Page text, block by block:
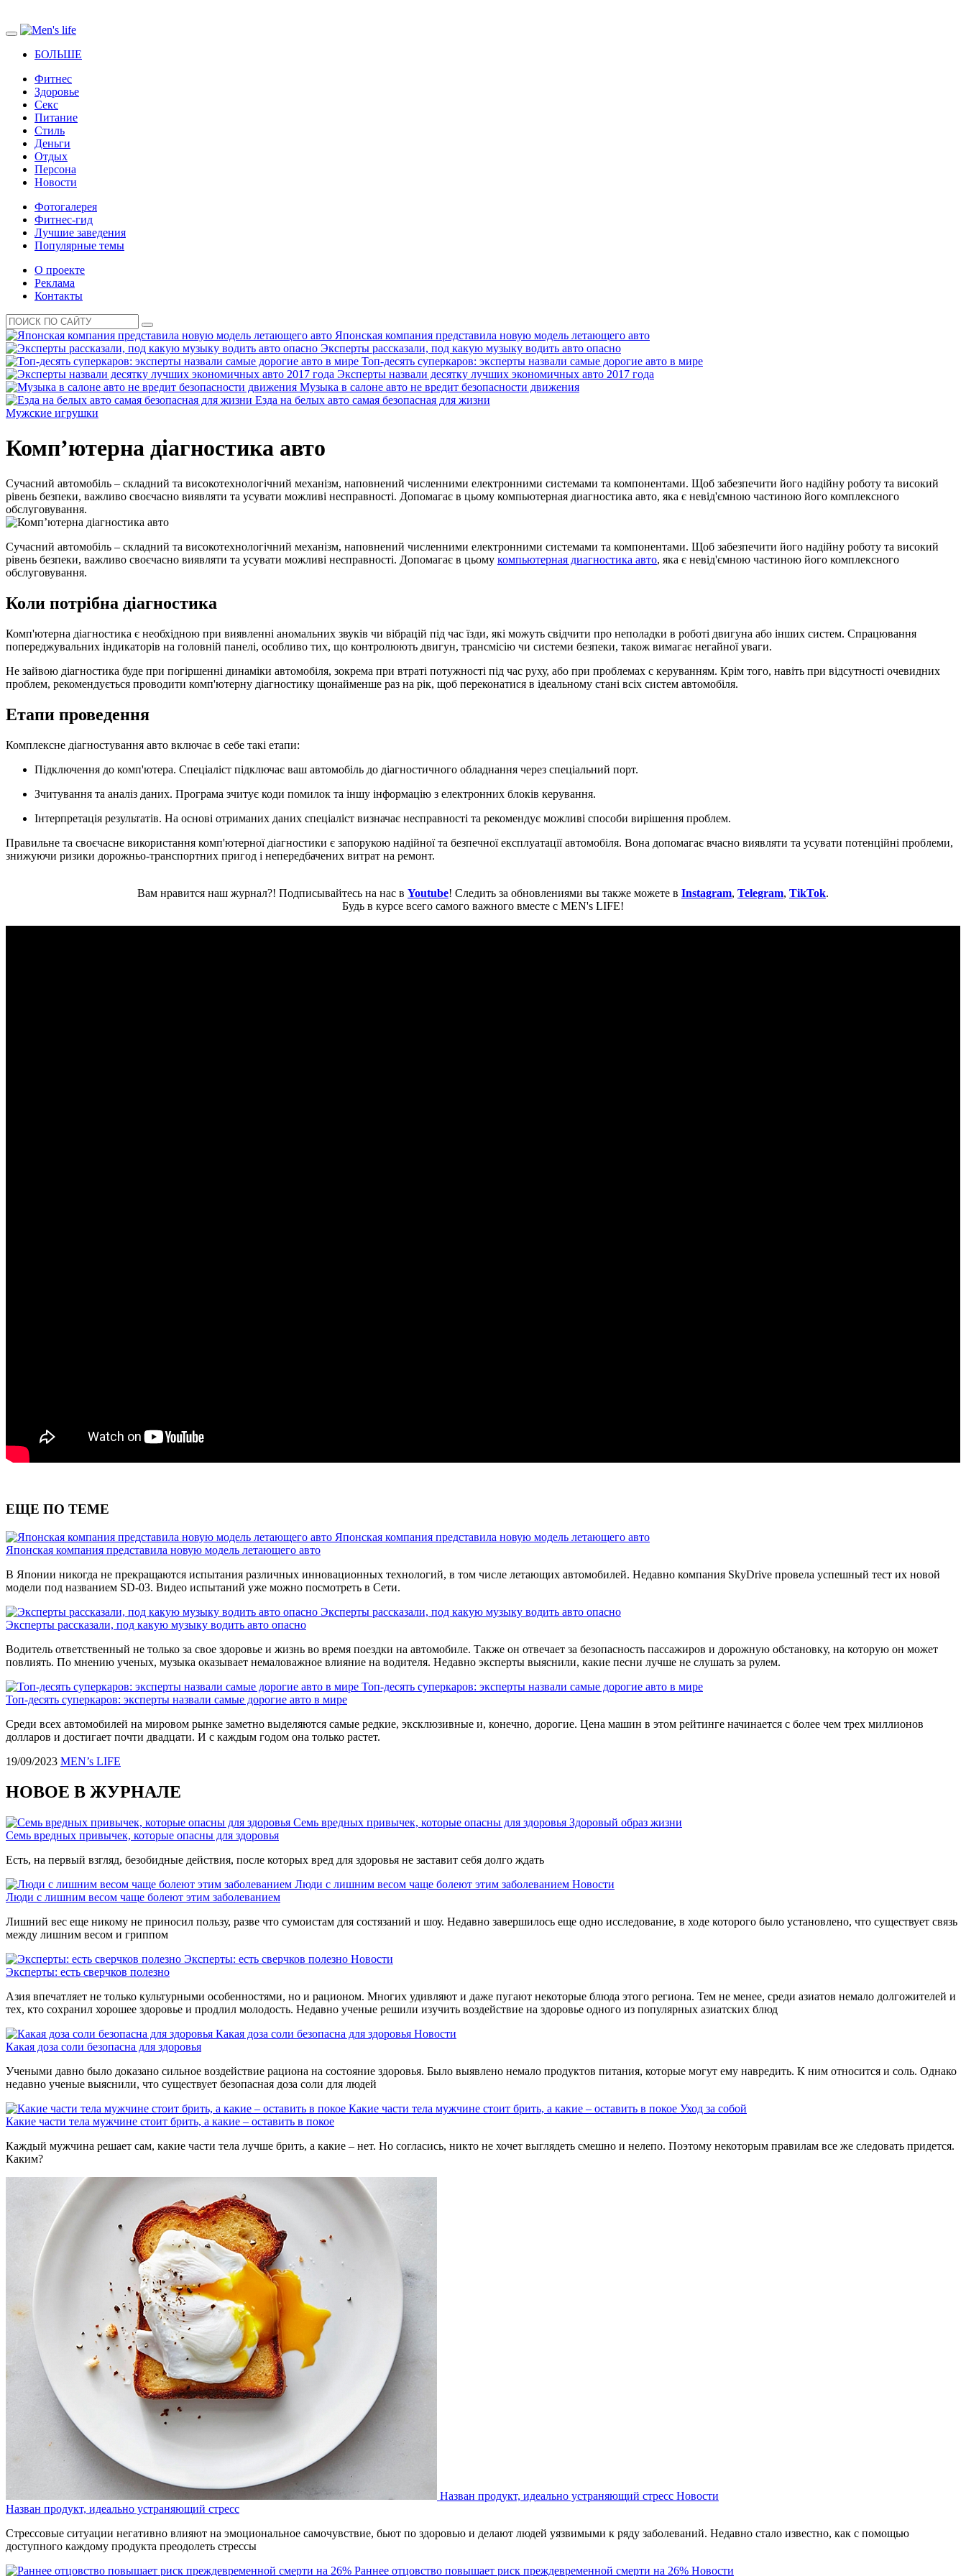
БОЛЬШЕ
Фитнес
Здоровье
Секс
Питание
Стиль
Деньги
Отдых
Персона
Новости
Фотогалерея
Фитнес-гид
Лучшие заведения
Популярные темы
О проекте
Реклама
Контакты
Японская компания представила новую модель летающего авто
Эксперты рассказали, под какую музыку водить авто опасно
Топ-десять суперкаров: эксперты назвали самые дорогие авто в мире
Эксперты назвали десятку лучших экономичных авто 2017 года
Музыка в салоне авто не вредит безопасности движения
Езда на белых авто самая безопасная для жизни
Мужские игрушки
Комп’ютерна діагностика авто
Сучасний автомобіль – складний та високотехнологічний механізм, наповнений численними електронними системами та компонентами. Щоб забезпечити його надійну роботу та високий
рівень безпеки, важливо своєчасно виявляти та усувати можливі несправності. Допомагає в цьому компьютерная диагностика авто, яка є невід'ємною частиною його комплексного
обслуговування.
Сучасний автомобіль – складний та високотехнологічний механізм, наповнений численними електронними системами та компонентами. Щоб забезпечити його надійну роботу та високий
рівень безпеки, важливо своєчасно виявляти та усувати можливі несправності. Допомагає в цьому компьютерная диагностика авто, яка є невід'ємною частиною його комплексного
обслуговування.
Коли потрібна діагностика
Комп'ютерна діагностика є необхідною при виявленні аномальних звуків чи вібрацій під час їзди, які можуть свідчити про неполадки в роботі двигуна або інших систем. Спрацювання
попереджувальних індикаторів на головній панелі, особливо тих, що контролюють двигун, трансмісію чи системи безпеки, також вимагає негайної уваги.
Не зайвою діагностика буде при погіршенні динаміки автомобіля, зокрема при втраті потужності під час руху, або при проблемах с керуванням. Крім того, навіть при відсутності очевидних
проблем, рекомендується проводити комп'ютерну діагностику щонайменше раз на рік, щоб переконатися в ідеальному стані всіх систем автомобіля.
Етапи проведення
Комплексне діагностування авто включає в себе такі етапи:
Підключення до комп'ютера. Спеціаліст підключає ваш автомобіль до діагностичного обладнання через спеціальний порт.
Зчитування та аналіз даних. Програма зчитує коди помилок та іншу інформацію з електронних блоків керування.
Інтерпретація результатів. На основі отриманих даних спеціаліст визначає несправності та рекомендує можливі способи вирішення проблем.
Правильне та своєчасне використання комп'ютерної діагностики є запорукою надійної та безпечної експлуатації автомобіля. Вона допомагає вчасно виявляти та усувати потенційні проблеми,
знижуючи ризики дорожньо-транспортних пригод і непередбачених витрат на ремонт.
Вам нравится наш журнал?! Подписывайтесь на нас в Youtube! Следить за обновлениями вы также можете в Instagram, Telegram, TikTok.
Будь в курсе всего самого важного вместе с MEN's LIFE!
ЕЩЕ ПО ТЕМЕ
Японская компания представила новую модель летающего авто
Японская компания представила новую модель летающего авто
В Японии никогда не прекращаются испытания различных инновационных технологий, в том числе летающих автомобилей. Недавно компания SkyDrive провела успешный тест их новой
модели под названием SD-03. Видео испытаний уже можно посмотреть в Сети.
Эксперты рассказали, под какую музыку водить авто опасно
Эксперты рассказали, под какую музыку водить авто опасно
Водитель ответственный не только за свое здоровье и жизнь во время поездки на автомобиле. Также он отвечает за безопасность пассажиров и дорожную обстановку, на которую он может
повлиять. По мнению ученых, музыка оказывает немаловажное влияние на водителя. Недавно эксперты выяснили, какие песни лучше не слушать за рулем.
Топ-десять суперкаров: эксперты назвали самые дорогие авто в мире
Топ-десять суперкаров: эксперты назвали самые дорогие авто в мире
Среди всех автомобилей на мировом рынке заметно выделяются самые редкие, эксклюзивные и, конечно, дорогие. Цена машин в этом рейтинге начинается с более чем трех миллионов
долларов и достигает почти двадцати. И с каждым годом она только растет.
19/09/2023 MEN’s LIFE
НОВОЕ В ЖУРНАЛЕ
Семь вредных привычек, которые опасны для здоровья Здоровый образ жизни
Семь вредных привычек, которые опасны для здоровья
Есть, на первый взгляд, безобидные действия, после которых вред для здоровья не заставит себя долго ждать
Люди с лишним весом чаще болеют этим заболеванием Новости
Люди с лишним весом чаще болеют этим заболеванием
Лишний вес еще никому не приносил пользу, разве что сумоистам для состязаний и шоу. Недавно завершилось еще одно исследование, в ходе которого было установлено, что существует связь
между лишним весом и гриппом
Эксперты: есть сверчков полезно Новости
Эксперты: есть сверчков полезно
Азия впечатляет не только культурными особенностями, но и рационом. Многих удивляют и даже пугают некоторые блюда этого региона. Тем не менее, среди азиатов немало долгожителей и
тех, кто сохранил хорошее здоровье и продлил молодость. Недавно ученые решили изучить воздействие на здоровье одного из популярных азиатских блюд
Какая доза соли безопасна для здоровья Новости
Какая доза соли безопасна для здоровья
Учеными давно было доказано сильное воздействие рациона на состояние здоровья. Было выявлено немало продуктов питания, которые могут ему навредить. К ним относится и соль. Однако
недавно ученые выяснили, что существует безопасная доза соли для людей
Какие части тела мужчине стоит брить, а какие – оставить в покое Уход за собой
Какие части тела мужчине стоит брить, а какие – оставить в покое
Каждый мужчина решает сам, какие части тела лучше брить, а какие – нет. Но согласись, никто не хочет выглядеть смешно и нелепо. Поэтому некоторым правилам все же следовать придется.
Каким?
Назван продукт, идеально устраняющий стресс Новости
Назван продукт, идеально устраняющий стресс
Стрессовые ситуации негативно влияют на эмоциональное самочувствие, бьют по здоровью и делают людей уязвимыми к ряду заболеваний. Недавно стало известно, как с помощью
доступного каждому продукта преодолеть стрессы
Раннее отцовство повышает риск преждевременной смерти на 26% Новости